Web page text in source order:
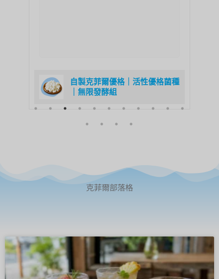
自製克菲爾優格｜活性優格菌種
｜無限發酵組
克菲爾部落格